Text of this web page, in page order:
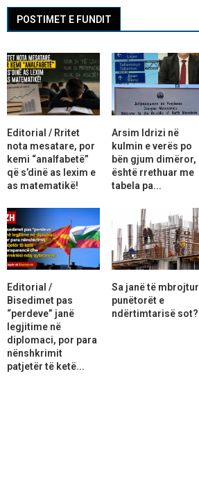
POSTIMET E FUNDIT
Editorial / Rritet
nota mesatare, por
kemi “analfabetë”
që s’dinë as lexim e
as matematikë!
Arsim Idrizi në
kulmin e verës po
bën gjum dimëror,
është rrethuar me
tabela pa...
Editorial /
Bisedimet pas
“perdeve” janë
legjitime në
diplomaci, por para
nënshkrimit
patjetër të ketë...
Sa janë të mbrojtur
punëtorët e
ndërtimtarisë sot?